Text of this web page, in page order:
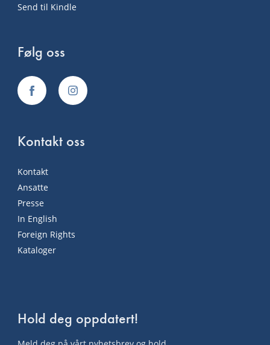
Send til Kindle
Følg oss
Kontakt oss
Kontakt
Ansatte
Presse
In English
Foreign Rights
Kataloger
Hold deg oppdatert!